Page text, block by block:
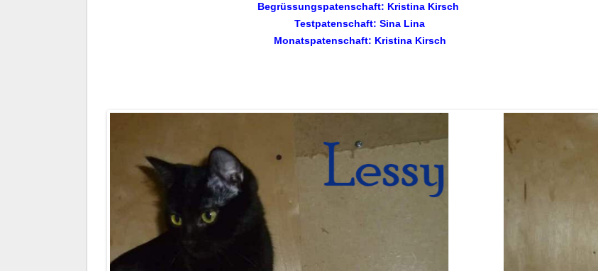
Begrüssungspatenschaft: Kristina Kirsch
Testpatenschaft: Sina Lina
Monatspatenschaft: Kristina Kirsch